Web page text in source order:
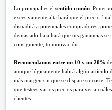
Lo principal es el sentido común . Poner
excesivamente alta hará que el precio
disuadirá a potenciales compradores;
demasiado baja hará que tus ganancias se
consiguiente, tu motivación.
Recomendamos entre un 10 y un 20%
aunque lógicamente habrá algún artículo
más margen sin que se dispare su coste.
que testees varios precios para ver a
clientes.